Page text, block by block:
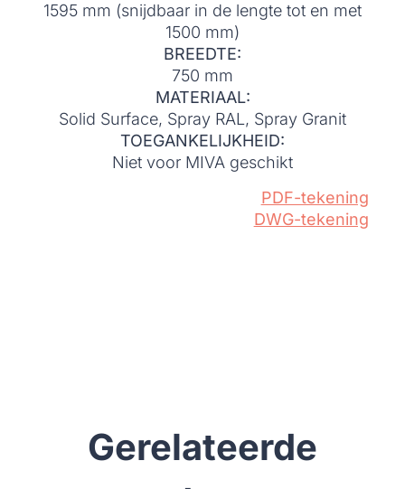
1595 mm (snijdbaar in de lengte tot en met
1500 mm)
BREEDTE:
750 mm
MATERIAAL:
Solid Surface, Spray RAL, Spray Granit
TOEGANKELIJKHEID:
Niet voor MIVA geschikt
PDF-tekening
DWG-tekening
Gerelateerde